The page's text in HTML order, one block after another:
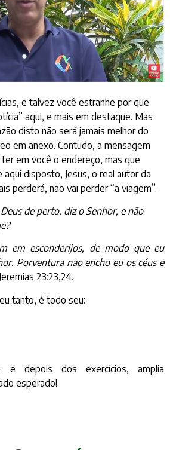
e talvez você estranhe por que
aqui, e mais em destaque. Mas
disto não será jamais melhor do
em anexo. Contudo, a mensagem
em você o endereço, mas que
disposto, Jesus, o real autor da
perderá, não vai perder “a viagem”.
de perto, diz o Senhor, e não
em esconderijos, de modo que eu
Porventura não encho eu os céus e
23:23,24.
tanto, é todo seu:
depois dos exercícios, amplia
esperado!